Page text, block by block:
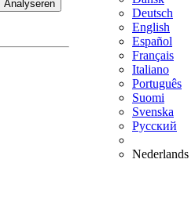
Deutsch
English
Español
Français
Italiano
Português
Suomi
Svenska
Русский
Nederlands
Analyseren